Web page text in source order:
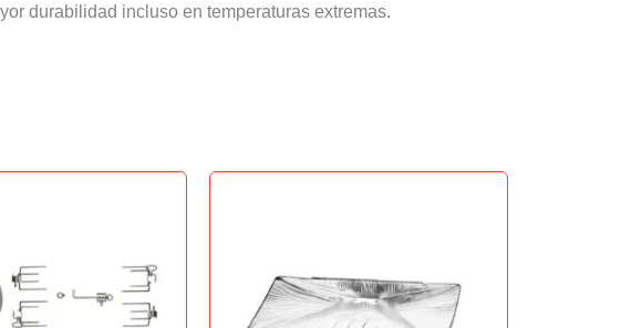
durabilidad incluso en temperaturas extremas.